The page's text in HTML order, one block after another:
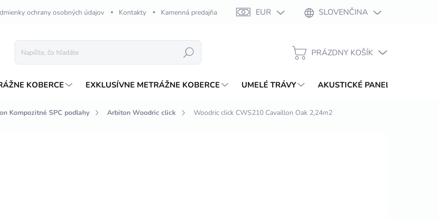
ochrany osobných údajov Kontakty Kamenná predajňa Moja objednávka
EUR SLOVENČINA
Hľadať NÁKUPNÝ
PRÁZDNY KOŠÍK
KOBERCE EXKLUSÍVNE METRÁŽNE KOBERCE UMELÉ TRÁVY AKUSTICKÉ PANELY
Kompozitné SPC podlahy Arbiton Woodric click Woodric click CWS210 Cavaillon Oak 2,24m2